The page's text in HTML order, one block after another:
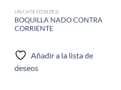
UNCATEGORIZED
BOQUILLA NADO CONTRA
CORRIENTE
Añadir a la lista de
deseos